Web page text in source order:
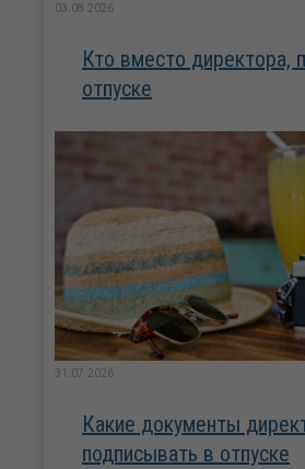
03.08.2026
Кто вместо директора,
отпуске
31.07.2026
Какие документы
подписывать в отпуске